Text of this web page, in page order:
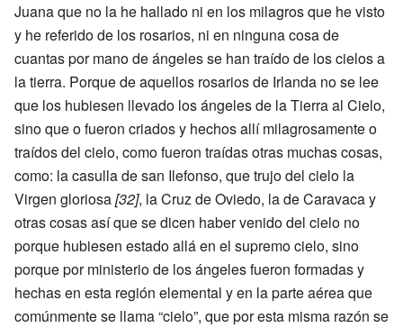
Juana que no la he hallado ni en los milagros que he visto
y he referido de los rosarios, ni en ninguna cosa de
cuantas por mano de ángeles se han traído de los cielos a
la tierra. Porque de aquellos rosarios de Irlanda no se lee
que los hubiesen llevado los ángeles de la Tierra al Cielo,
sino que o fueron criados y hechos allí milagrosamente o
traídos del cielo, como fueron traídas otras muchas cosas,
como: la casulla de san Ilefonso, que trujo del cielo la
Virgen gloriosa[32], la Cruz de Oviedo, la de Caravaca y
otras cosas así que se dicen haber venido del cielo no
porque hubiesen estado allá en el supremo cielo, sino
porque por ministerio de los ángeles fueron formadas y
hechas en esta región elemental y en la parte aérea que
comúnmente se llama “cielo”, que por esta misma razón se